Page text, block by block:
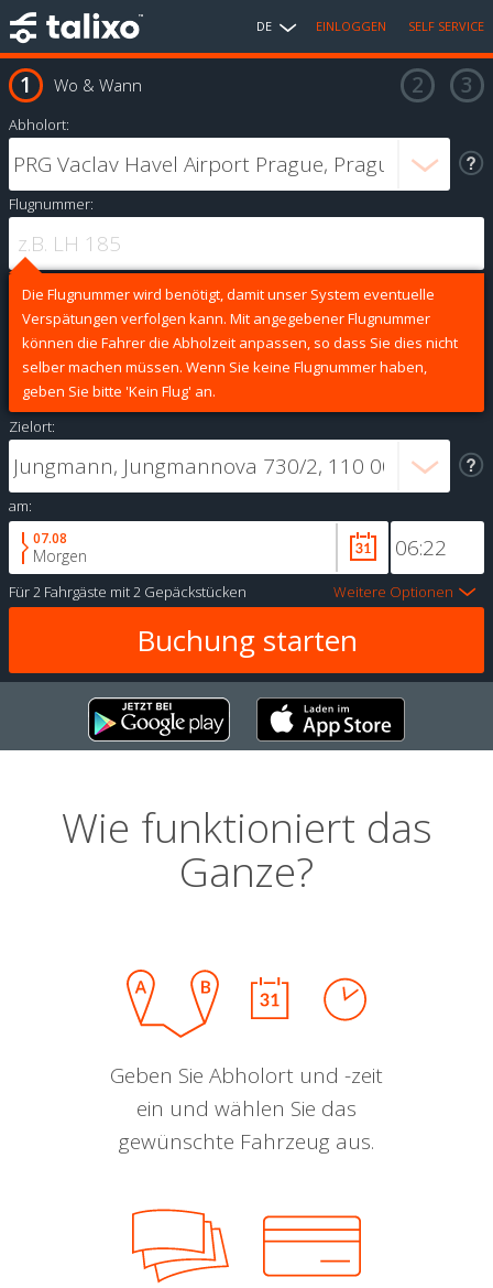
DE EINLOGGEN SELF SERVICE
Wo & Wann
Abholort:
Flugnummer:
Die Flugnummer wird benötigt, damit unser System eventuelle
Verspätungen verfolgen kann. Mit angegebener Flugnummer
können die Fahrer die Abholzeit anpassen, so dass Sie dies nicht
selber machen müssen. Wenn Sie keine Flugnummer haben,
geben Sie bitte 'Kein Flug' an.
Zielort:
am:
07.08
Morgen
Für2 Fahrgäste mit2 Gepäckstücken Weitere Optionen
Wie funktioniert das
Ganze?
Geben Sie Abholort und -zeit
ein und wählen Sie das
gewünschte Fahrzeug aus.